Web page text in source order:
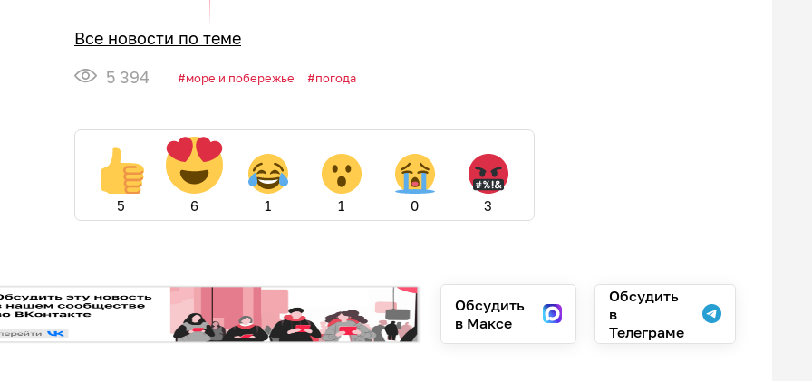
Все новости по теме
5 394
море и побережье погода
5 6 1 1 0 3
Обсудить
в Максе
Обсудить
в
Телеграме